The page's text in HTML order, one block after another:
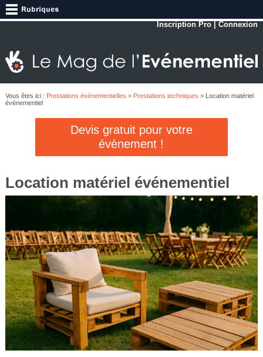
Inscription Pro |Connexion
Vous êtes ici : Prestations évènementielles > Prestations techniques > Location matériel
événementiel
Devis gratuit pour votre
évènement !
Location matériel événementiel